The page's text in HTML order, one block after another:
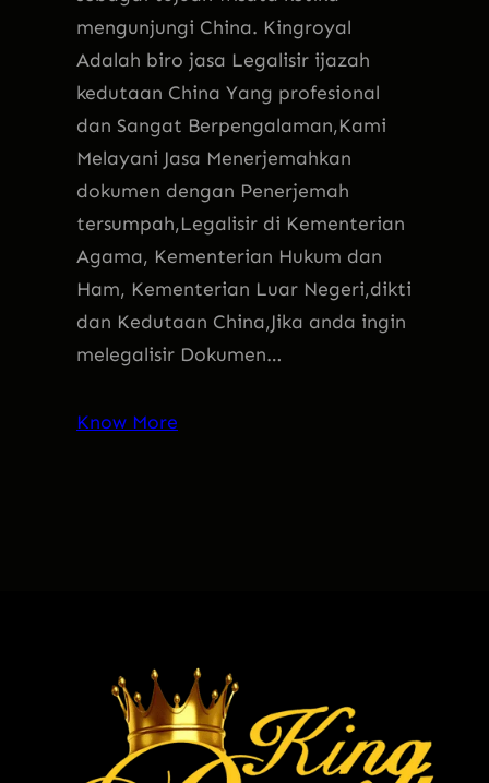
mengunjungi China. Kingroyal
Adalah biro jasa Legalisir ijazah
kedutaan China Yang profesional
dan Sangat Berpengalaman,Kami
Melayani Jasa Menerjemahkan
dokumen dengan Penerjemah
tersumpah,Legalisir di Kementerian
Agama, Kementerian Hukum dan
Ham, Kementerian Luar Negeri,dikti
dan Kedutaan China,Jika anda ingin
melegalisir Dokumen…
Know More